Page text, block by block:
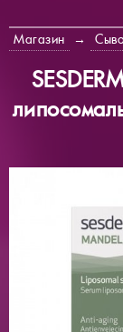
Магазин →